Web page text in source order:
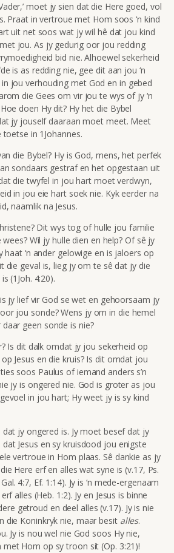
moet jy sien dat die Here goed, vol
Praat in vertroue met Hom soos ‘n kind
uit net soos wat jy wil hê dat jou kind
jou. As jy gedurig oor jou redding
bid nie. Alhoewel sekerheid
is as redding nie, gee dit aan jou ‘n
jou verhouding met God en in gebed
die Gees om vir jou te wys of jy ‘n
doen Hy dit? Hy het die Bybel
jy jouself daaraan moet meet. Meet
in 1Johannes.
die Bybel? Hy is God, mens, het perfek
sondaars gestraf en het opgestaan uit
die twyfel in jou hart moet verdwyn,
in jou eie hart soek nie. Kyk eerder na
naamlik na Jesus.
Dit wys tog of hulle jou familie
Wil jy hulle dien en help? Of sê jy
haat ‘n ander gelowige en is jaloers op
die geval is, lieg jy om te sê dat jy die
(1Joh. 4:20).
jy lief vir God se wet en gehoorsaam jy
jou sonde? Wens jy om in die hemel
geen sonde is nie?
Is dit dalk omdat jy jou sekerheid op
Jesus en die kruis? Is dit omdat jou
soos Paulus of iemand anders s’n
jy is ongered nie. God is groter as jou
in jou hart; Hy weet jy is sy kind
jy ongered is. Jy moet besef dat jy
Jesus en sy kruisdood jou enigste
vertroue in Hom plaas. Sê dankie as jy
Here erf en alles wat syne is (v.17, Ps.
4:7, Ef. 1:14). Jy is ‘n mede-ergenaam
alles (Heb. 1:2). Jy en Jesus is binne
getroud en deel alles (v.17). Jy is nie
die Koninkryk nie, maar besit alles.
Jy is nou wel nie God soos Hy nie,
Hom op sy troon sit (Op. 3:21)!